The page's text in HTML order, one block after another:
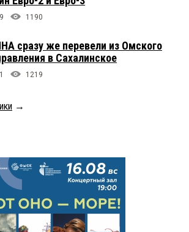
9 1190
сразу же перевели из Омского
в Сахалинское
1 1219
→